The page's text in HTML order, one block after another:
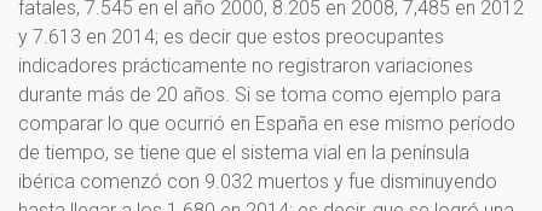
fatales, 7.545 en el año 2000, 8.205 en 2008, 7,485 en 2012
y 7.613 en 2014; es decir que estos preocupantes
indicadores prácticamente no registraron variaciones
durante más de 20 años. Si se toma como ejemplo para
comparar lo que ocurrió en España en ese mismo período
de tiempo, se tiene que el sistema vial en la península
ibérica comenzó con 9.032 muertos y fue disminuyendo